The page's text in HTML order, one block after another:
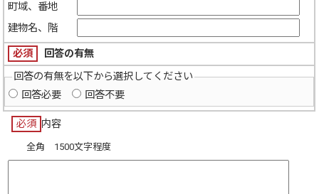
町域、番地
建物名、階
必須
回答の有無
回答の有無を以下から選択してください
回答必要
回答不要
必須 内容
全角 1500文字程度